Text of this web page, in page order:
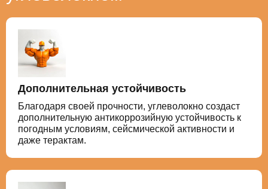
Дополнительная устойчивость
Благодаря своей прочности, углеволокно создаст
дополнительную антикоррозийную устойчивость к
погодным условиям, сейсмической активности и
даже терактам.